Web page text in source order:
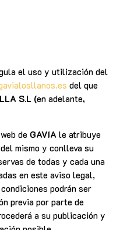
el uso y utilización del
del que
S.L (en adelante,
de GAVIA le atribuye
mismo y conlleva su
de todas y cada una
en este aviso legal,
podrán ser
previa por parte de
a su publicación y